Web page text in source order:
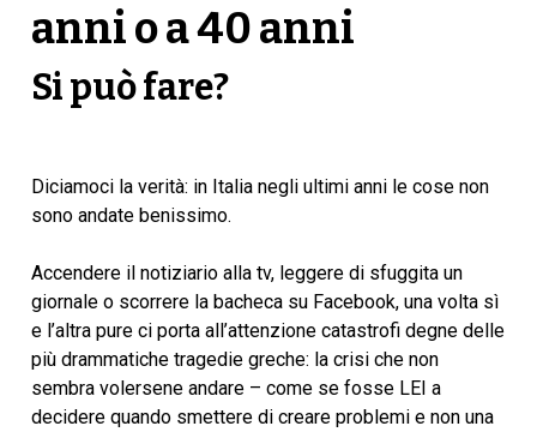
anni o a 40 anni
Si può fare?
Diciamoci la verità: in Italia negli ultimi anni le cose non
sono andate benissimo.
Accendere il notiziario alla tv, leggere di sfuggita un
giornale o scorrere la bacheca su Facebook, una volta sì
e l’altra pure ci porta all’attenzione catastrofi degne delle
più drammatiche tragedie greche: la crisi che non
sembra volersene andare – come se fosse LEI a
decidere quando smettere di creare problemi e non una